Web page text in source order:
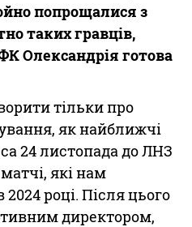
попрощалися з
таких гравців,
Олександрія готова
тільки про
як найближчі
24 листопада до ЛНЗ
які нам
році. Після цього
директором,